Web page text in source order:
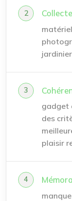
gadget
des
plaisir